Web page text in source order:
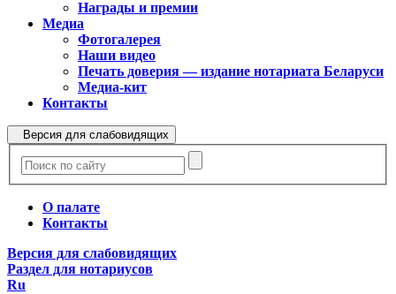
Награды и премии
Медиа
Фотогалерея
Наши видео
Печать доверия — издание нотариата Беларуси
Медиа-кит
Контакты
Версия для слабовидящих
О палате
Контакты
Версия для слабовидящих
Раздел для нотариусов
Ru